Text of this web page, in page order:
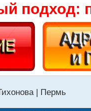
подход:
| Пермь